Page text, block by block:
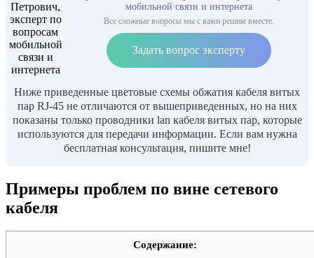
мобильной связи и интернета
Все сложные вопросы мы с вами решим вместе.
Задать вопрос эксперту
Ниже приведенные цветовые схемы обжатия кабеля витых
пар RJ-45 не отличаются от вышеприведенных, но на них
показаны только проводники lan кабеля витых пар, которые
используются для передачи информации. Если вам нужна
бесплатная консультация, пишите мне!
Примеры проблем по вине сетевого
кабеля
Содержание: